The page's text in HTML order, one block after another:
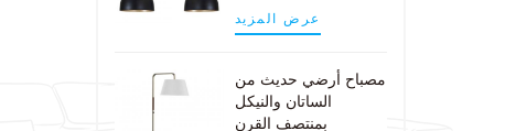
عرض المزيد
مصباح أرضي حديث من
الساتان والنيكل
بمنتصف القرن